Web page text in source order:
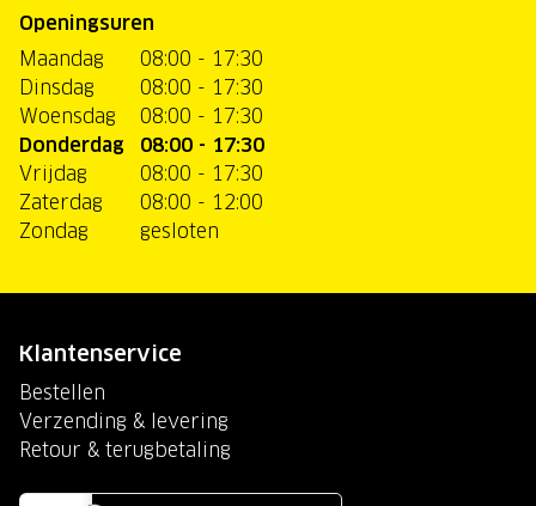
Openingsuren
Maandag
08:00 - 17:30
Dinsdag
08:00 - 17:30
Woensdag
08:00 - 17:30
Donderdag
08:00 - 17:30
Vrijdag
08:00 - 17:30
Zaterdag
08:00 - 12:00
Zondag
gesloten
Klantenservice
Bestellen
Verzending & levering
Retour & terugbetaling